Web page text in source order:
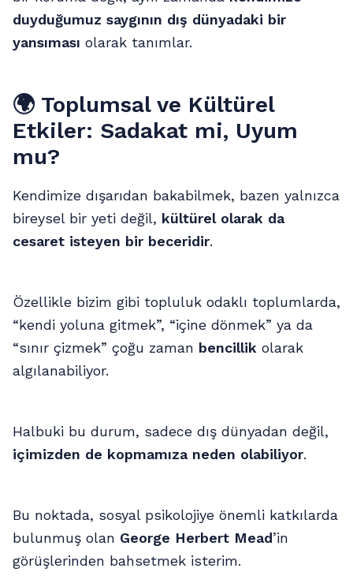
duyduğumuz saygının dış dünyadaki bir
yansıması olarak tanımlar.
🌍 Toplumsal ve Kültürel
Etkiler: Sadakat mi, Uyum
mu?
Kendimize dışarıdan bakabilmek, bazen yalnızca
bireysel bir yeti değil, kültürel olarak da
cesaret isteyen bir beceridir.
Özellikle bizim gibi topluluk odaklı toplumlarda,
“kendi yoluna gitmek”, “içine dönmek” ya da
“sınır çizmek” çoğu zaman bencillik olarak
algılanabiliyor.
Halbuki bu durum, sadece dış dünyadan değil,
içimizden de kopmamıza neden olabiliyor.
Bu noktada, sosyal psikolojiye önemli katkılarda
bulunmuş olan George Herbert Mead’in
görüşlerinden bahsetmek isterim.